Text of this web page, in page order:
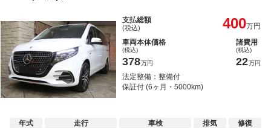
支払総額
(税込) 400万円
車両本体価格
(税込)
378万円
諸費用
(税込)
22万円
法定整備：整備付
保証付 (6ヶ月・5000km)
年式
走行
車検
排気
修復